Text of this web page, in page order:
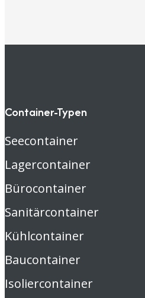
Container-Typen
Seecontainer
Lagercontainer
Bürocontainer
Sanitärcontainer
Kühlcontainer
Baucontainer
Isoliercontainer